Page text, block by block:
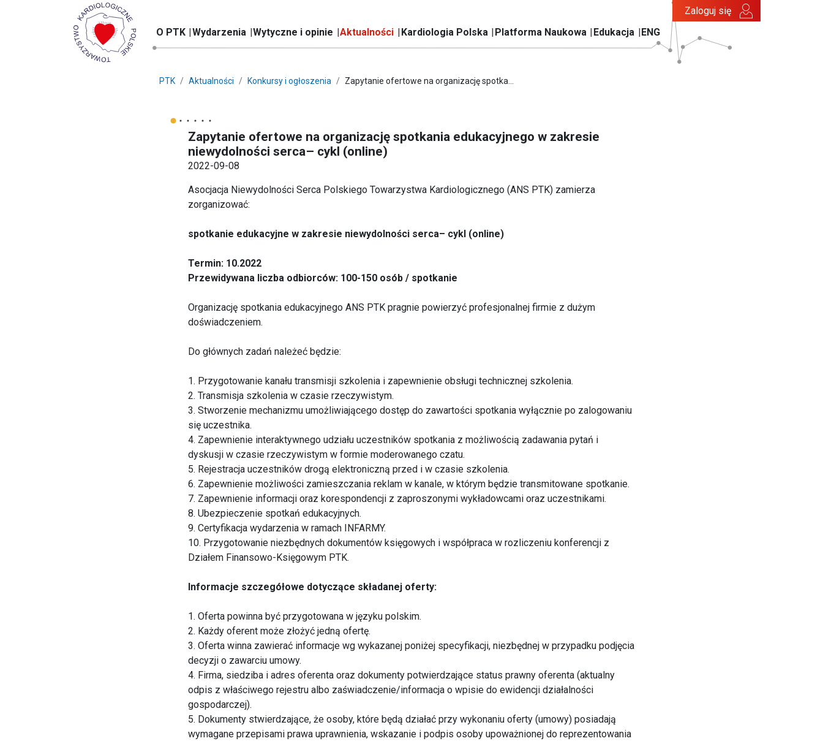
O PTK Wydarzenia Wytyczne i opinie Aktualności Kardiologia Polska Platforma Naukowa Edukacja ENG
Zaloguj się
PTK Aktualności Konkursy i ogłoszenia Zapytanie ofertowe na organizację spotka...
Zapytanie ofertowe na organizację spotkania edukacyjnego w zakresie
niewydolności serca– cykl (online)
2022-09-08
Asocjacja Niewydolności Serca Polskiego Towarzystwa Kardiologicznego (ANS PTK) zamierza
zorganizować:
spotkanie edukacyjne w zakresie niewydolności serca– cykl (online)
Termin: 10.2022
Przewidywana liczba odbiorców: 100-150 osób / spotkanie
Organizację spotkania edukacyjnego ANS PTK pragnie powierzyć profesjonalnej firmie z dużym
doświadczeniem.
Do głównych zadań należeć będzie:
1. Przygotowanie kanału transmisji szkolenia i zapewnienie obsługi technicznej szkolenia.
2. Transmisja szkolenia w czasie rzeczywistym.
3. Stworzenie mechanizmu umożliwiającego dostęp do zawartości spotkania wyłącznie po zalogowaniu
się uczestnika.
4. Zapewnienie interaktywnego udziału uczestników spotkania z możliwością zadawania pytań i
dyskusji w czasie rzeczywistym w formie moderowanego czatu.
5. Rejestracja uczestników drogą elektroniczną przed i w czasie szkolenia.
6. Zapewnienie możliwości zamieszczania reklam w kanale, w którym będzie transmitowane spotkanie.
7. Zapewnienie informacji oraz korespondencji z zaproszonymi wykładowcami oraz uczestnikami.
8. Ubezpieczenie spotkań edukacyjnych.
9. Certyfikacja wydarzenia w ramach INFARMY.
10. Przygotowanie niezbędnych dokumentów księgowych i współpraca w rozliczeniu konferencji z
Działem Finansowo-Księgowym PTK.
Informacje szczegółowe dotyczące składanej oferty:
1. Oferta powinna być przygotowana w języku polskim.
2. Każdy oferent może złożyć jedną ofertę.
3. Oferta winna zawierać informacje wg wykazanej poniżej specyfikacji, niezbędnej w przypadku podjęcia
decyzji o zawarciu umowy.
4. Firma, siedziba i adres oferenta oraz dokumenty potwierdzające status prawny oferenta (aktualny
odpis z właściwego rejestru albo zaświadczenie/informacja o wpisie do ewidencji działalności
gospodarczej).
5. Dokumenty stwierdzające, że osoby, które będą działać przy wykonaniu oferty (umowy) posiadają
wymagane przepisami prawa uprawnienia, wskazanie i podpis osoby upoważnionej do reprezentowania